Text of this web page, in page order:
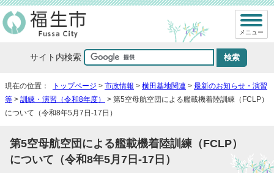
サイト内検索
メニュー
現在の位置： トップページ > 市政情報 > 横田基地関連 > 最新のお知らせ・演習
等 > 訓練・演習（令和8年度）
> 第5空母航空団による艦載機着陸訓練（FCLP）
について（令和8年5月7日-17日）
第5空母航空団による艦載機着陸訓練（FCLP）
について（令和8年5月7日-17日）